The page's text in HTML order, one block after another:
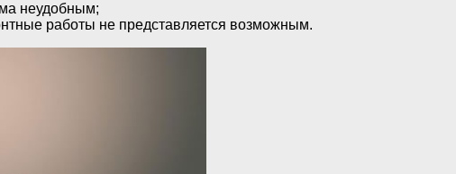
неудобным;
работы не представляется возможным.